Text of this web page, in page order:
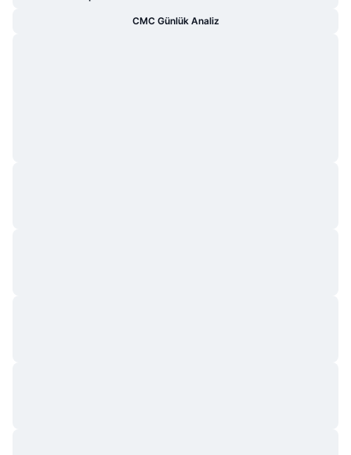
CMC Günlük Analiz